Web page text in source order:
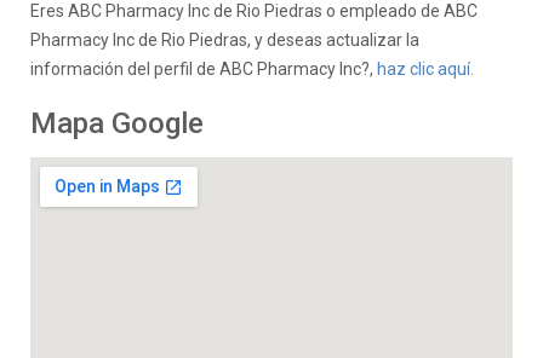
Eres ABC Pharmacy Inc de Rio Piedras o empleado de ABC
Pharmacy Inc de Rio Piedras, y deseas actualizar la
información del perfil de ABC Pharmacy Inc?, haz clic aquí.
Mapa Google